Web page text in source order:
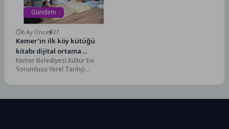
Gündem
6 Ay Önce 27
Kemer’in ilk köy kütüğü
kitabı dijital ortama
aktarılıyor
Kemer Belediyesi Kültür Evi
Sorumlusu Yerel Tarihçi
bulundurduğu Kemer’in ilk köy